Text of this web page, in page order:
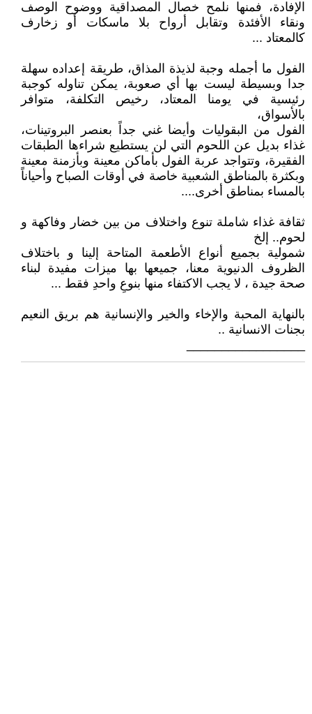
الإفادة، فمنها نلمح خصال المصداقية ووضوح الوصف
ونقاء الأفئدة وتقابل أرواح بلا ماسكات أو زخارف
كالمعتاد ...
الفول ما أجمله وجبة لذيذة المذاق، طريقة إعداده سهلة
جدا وبسيطة ليست بها أي صعوبة، يمكن تناوله كوجبة
رئيسية في يومنا المعتاد، رخيص التكلفة، متوافر
بالأسواق،
الفول من البقوليات وأيضا غني جداً بعنصر البروتينات،
غذاء بديل عن اللحوم التي لن يستطيع شراءها الطبقات
الفقيرة، وتتواجد عربة الفول بأماكن معينة وبأزمنة معينة
وبكثرة بالمناطق الشعبية خاصة في أوقات الصباح وأحياناً
بالمساء بمناطق أخرى....
ثقافة غذاء شاملة تنوع واختلاف من بين خضار وفاكهة و
لحوم.. إلخ
شمولية بجميع أنواع الأطعمة المتاحة إلينا و باختلاف
الظروف الدنيوية معنا، جميعها بها ميزات مفيدة لبناء
صحة جيدة ، لا يجب الاكتفاء منها بنوعِ واحدِ فقط ...
بالنهاية المحبة والإخاء والخير والإنسانية هم بريق النعيم
بجنات الانسانية ..